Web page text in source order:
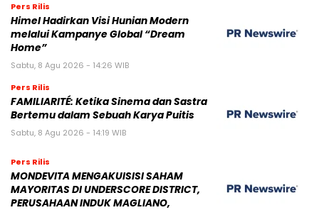
Pers Rilis
Himel Hadirkan Visi Hunian Modern
melalui Kampanye Global “Dream
Home”
Sabtu, 8 Agu 2026 - 14:26 WIB
Pers Rilis
FAMILIARITÉ: Ketika Sinema dan Sastra
Bertemu dalam Sebuah Karya Puitis
Sabtu, 8 Agu 2026 - 14:19 WIB
Pers Rilis
MONDEVITA MENGAKUISISI SAHAM
MAYORITAS DI UNDERSCORE DISTRICT,
PERUSAHAAN INDUK MAGLIANO,